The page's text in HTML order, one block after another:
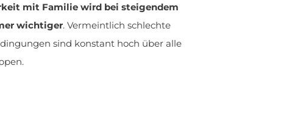
mit Familie wird bei steigendem
wichtiger. Vermeintlich schlechte
sind konstant hoch über alle